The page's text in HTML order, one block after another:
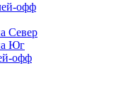
офф
Север
Юг
офф